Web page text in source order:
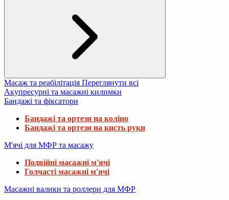
Масаж та реабілітація Переглянути всі
Акупресурні та масажні килимки
Бандажі та фіксатори
Бандажі та ортези на коліно
Бандажі та ортези на кисть руки
М'ячі для МФР та масажу
Подвійні масажні м'ячі
Голчасті масажні м'ячі
Масажні валики та роллери для МФР